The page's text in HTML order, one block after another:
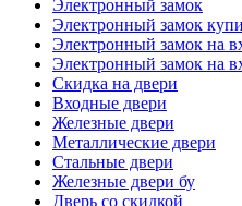
Электронный замок
Электронный замок
Электронный замок на
Электронный замок на
Скидка на двери
Входные двери
Железные двери
Металлические двери
Стальные двери
Железные двери бу
Дверь со скидкой